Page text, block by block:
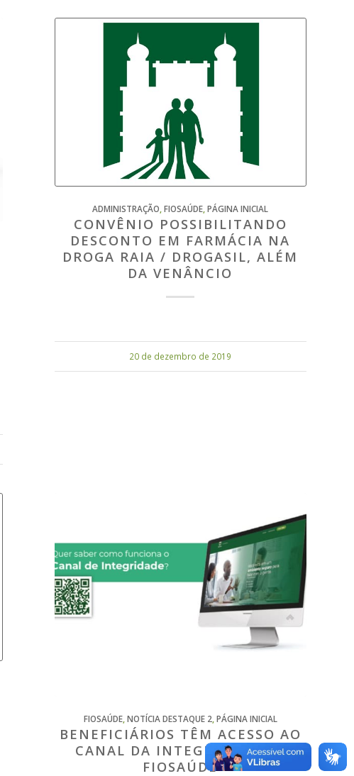
ADMINISTRAÇÃO ,FIOSAÚDE ,PÁGINA INICIAL
CONVÊNIO POSSIBILITANDO
DESCONTO EM FARMÁCIA NA
DROGA RAIA / DROGASIL, ALÉM
DA VENÂNCIO
20 de dezembro de 2019
FIOSAÚDE, NOTÍCIA DESTAQUE 2, PÁGINA INICIAL
BENEFICIÁRIOS TÊM ACESSO AO
CANAL DA INTEGRIDADE DA
FIOSAÚDE